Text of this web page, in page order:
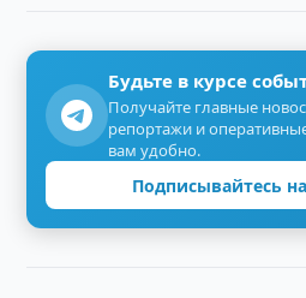
Будьте в курсе
Получайте главные
репортажи и
вам удобно.
Подписывайтесь